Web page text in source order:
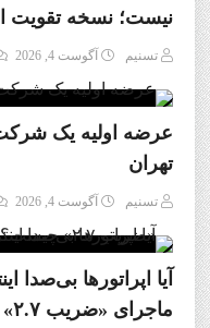
نیست؛ نسخه تقویت
تسنیم آگوست 4, 2026
عرضه اولیه یک شرکت
تهران
تسنیم آگوست 4, 2026
آیا اپراتورها بی‌صدا
ماجرای «ضریب ۲.۷» چیست؟